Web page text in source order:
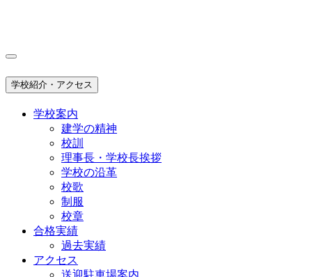
学校紹介・アクセス
学校案内
建学の精神
校訓
理事長・学校長挨拶
学校の沿革
校歌
制服
校章
合格実績
過去実績
アクセス
送迎駐車場案内